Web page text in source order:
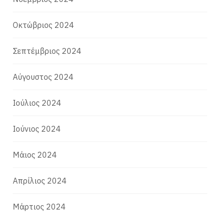
Οκτώβριος 2024
Σεπτέμβριος 2024
Αύγουστος 2024
Ιούλιος 2024
Ιούνιος 2024
Μάιος 2024
Απρίλιος 2024
Μάρτιος 2024